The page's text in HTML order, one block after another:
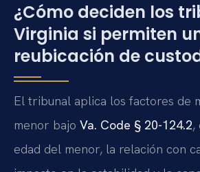
¿Cómo deciden los
Virginia si permiten
reubicación de
El tribunal aplica los factores de
menor bajo Va. Code § 20-124.2,
edad del menor, la relación con